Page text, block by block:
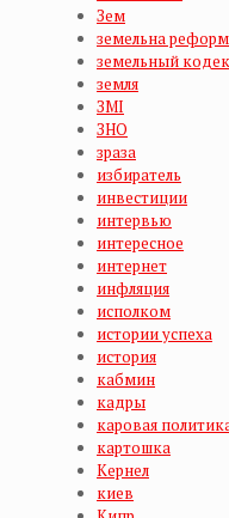
Зем
земельна
земельный
земля
ЗМІ
ЗНО
зраза
избиратель
инвестиции
интервью
интересное
интернет
инфляция
исполком
истории успеха
история
кабмин
кадры
каровая
картошка
Кернел
киев